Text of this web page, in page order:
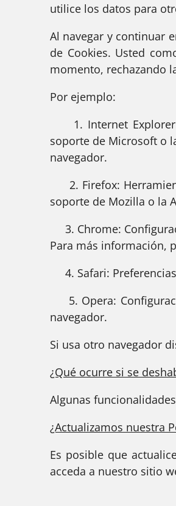
utilice los datos para
Al navegar y continuar
de Cookies. Usted
momento, rechazando
Por ejemplo:
1. Internet Explorer:
soporte de Microsoft o
navegador.
2. Firefox:
soporte de Mozilla o la
3. Chrome:
Para más información,
4. Safari:
5. Opera:
navegador.
Si usa otro navegador
¿Qué ocurre si se
Algunas
¿Actualizamos nuestra
Es posible que
acceda a nuestro sitio